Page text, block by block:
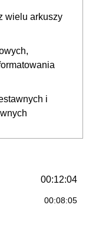
wielu arkuszy
i
00:12:04
00:08:05